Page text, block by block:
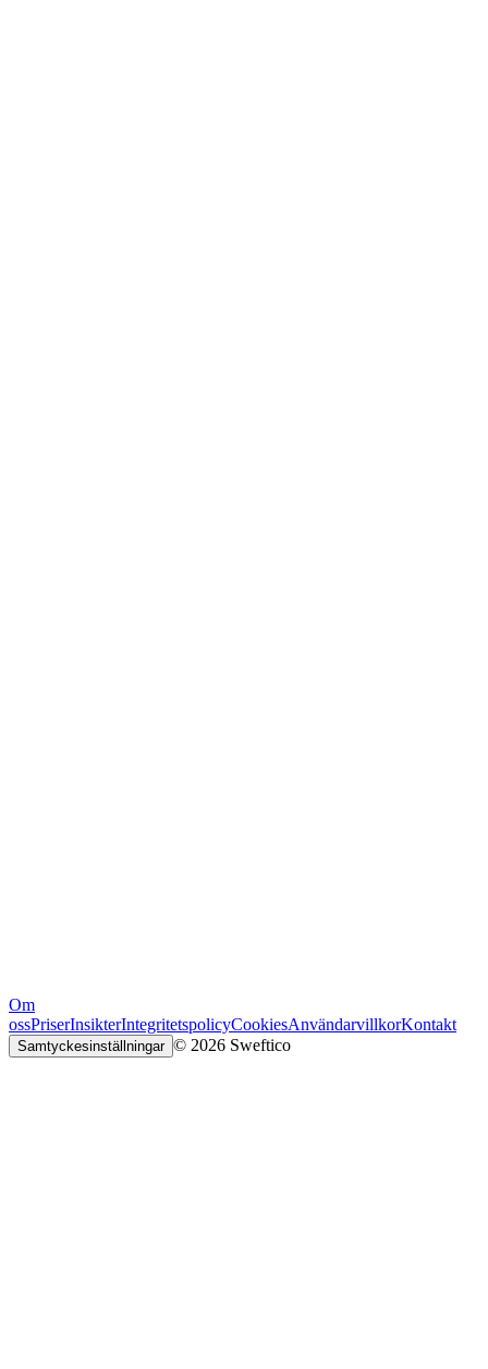
Om
ossPriserInsikterIntegritetspolicyCookiesAnvändarvillkorKontakt
Samtyckesinställningar © 2026 Sweftico